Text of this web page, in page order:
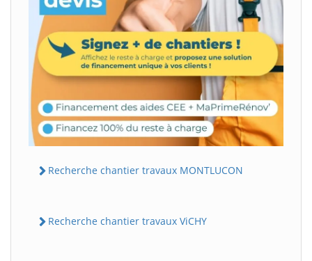
Recherche chantier travaux MONTLUCON
Recherche chantier travaux ViCHY